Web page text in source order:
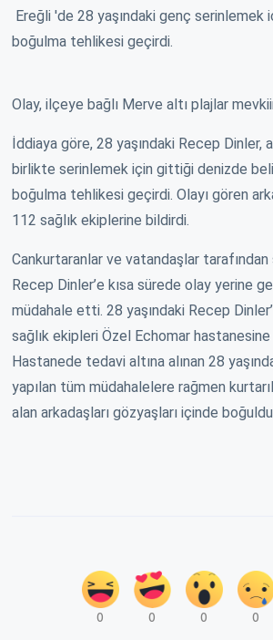
Ereğli 'de 28 yaşındaki genç serinlemek
boğulma tehlikesi geçirdi.
Olay, ilçeye bağlı Merve altı plajlar
İddiaya göre, 28 yaşındaki Recep Dinler,
birlikte serinlemek için gittiği denizde
boğulma tehlikesi geçirdi. Olayı gören
112 sağlık ekiplerine bildirdi.
Cankurtaranlar ve vatandaşlar tarafından
Recep Dinler’e kısa sürede olay yerine
müdahale etti. 28 yaşındaki Recep
sağlık ekipleri Özel Echomar hastanesine
Hastanede tedavi altına alınan 28
yapılan tüm müdahalelere rağmen
alan arkadaşları gözyaşları içinde
0 0 0 0